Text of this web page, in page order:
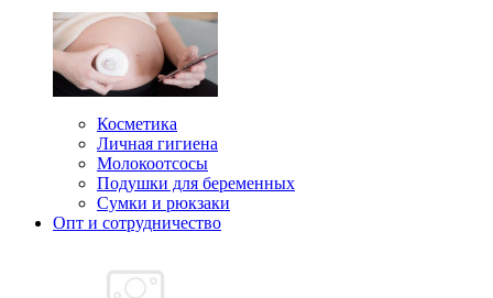
Косметика
Личная гигиена
Молокоотсосы
Подушки для беременных
Сумки и рюкзаки
Опт и сотрудничество